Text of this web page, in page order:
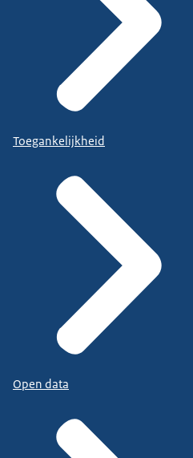
Toegankelijkheid
Open data